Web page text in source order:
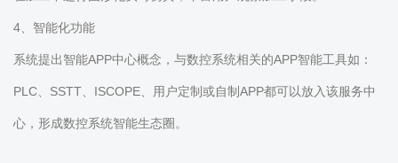
4、智能化功能
系统提出智能APP中心概念，与数控系统相关的APP智能工具如：
PLC、SSTT、ISCOPE、用户定制或自制APP都可以放入该服务中
心，形成数控系统智能生态圈。